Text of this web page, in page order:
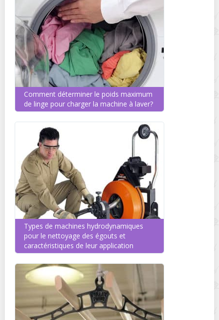
Comment déterminer le poids maximum
de linge pour charger la machine à laver?
Types de machines hydrodynamiques
pour le nettoyage des égouts et
caractéristiques de leur application